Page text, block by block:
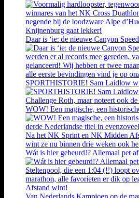
Daar is ‘ie: de nieuwe Canyon
SPORTHISTORIE! Sam Laidlow
WOW! Een magische, een
Wát is hier gebeurd!? Allemaal pet
Van Nederlands Kampioen op de